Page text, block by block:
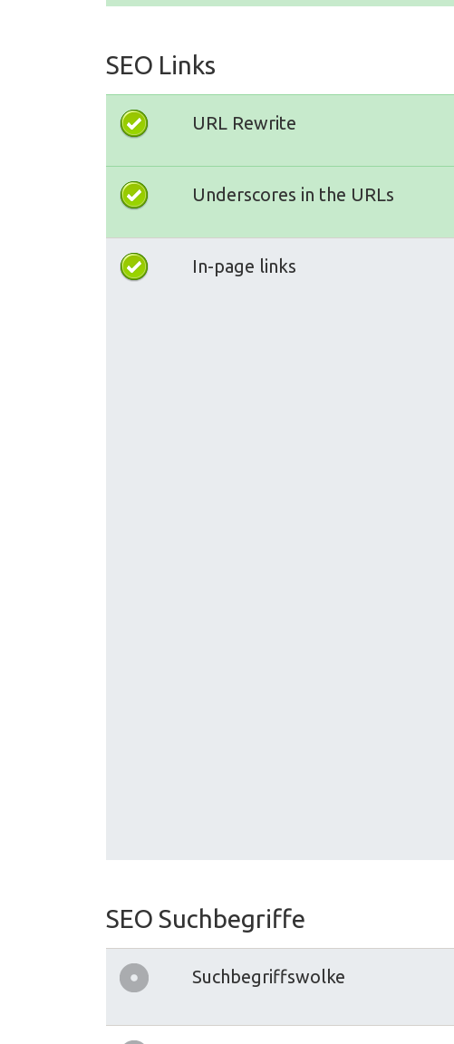
SEO Links
URL Rewrite
Underscores in the URLs
In-page links
SEO Suchbegriffe
Suchbegriffswolke